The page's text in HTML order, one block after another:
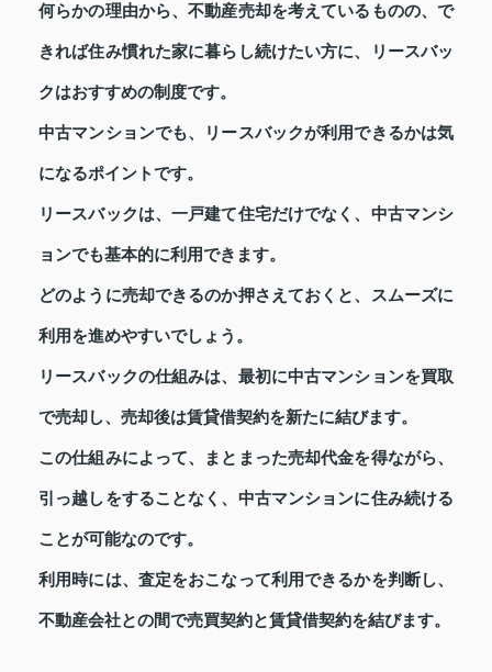
何らかの理由から、不動産売却を考えているものの、で
きれば住み慣れた家に暮らし続けたい方に、リースバッ
クはおすすめの制度です。
中古マンションでも、リースバックが利用できるかは気
になるポイントです。
リースバックは、一戸建て住宅だけでなく、中古マンシ
ョンでも基本的に利用できます。
どのように売却できるのか押さえておくと、スムーズに
利用を進めやすいでしょう。
リースバックの仕組みは、最初に中古マンションを買取
で売却し、売却後は賃貸借契約を新たに結びます。
この仕組みによって、まとまった売却代金を得ながら、
引っ越しをすることなく、中古マンションに住み続ける
ことが可能なのです。
利用時には、査定をおこなって利用できるかを判断し、
不動産会社との間で売買契約と賃貸借契約を結びます。